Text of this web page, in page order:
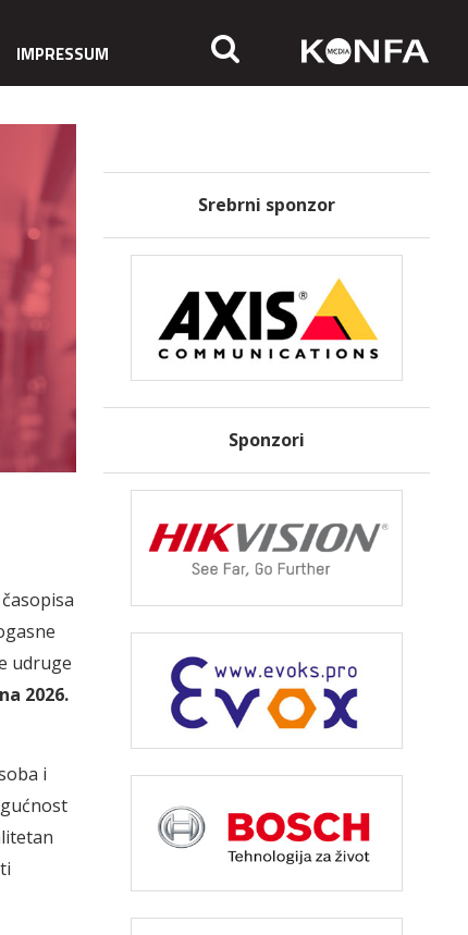
IMPRESSUM
udruge
2026.
i
Srebrni sponzor
Sponzori